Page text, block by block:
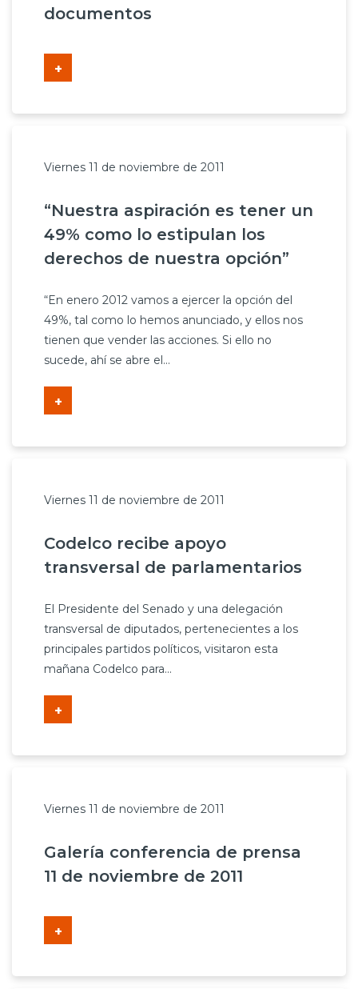
documentos
+
Viernes 11 de noviembre de 2011
“Nuestra aspiración es tener un
49% como lo estipulan los
derechos de nuestra opción”
“En enero 2012 vamos a ejercer la opción del
49%, tal como lo hemos anunciado, y ellos nos
tienen que vender las acciones. Si ello no
sucede, ahí se abre el...
+
Viernes 11 de noviembre de 2011
Codelco recibe apoyo
transversal de parlamentarios
El Presidente del Senado y una delegación
transversal de diputados, pertenecientes a los
principales partidos políticos, visitaron esta
mañana Codelco para...
+
Viernes 11 de noviembre de 2011
Galería conferencia de prensa
11 de noviembre de 2011
+